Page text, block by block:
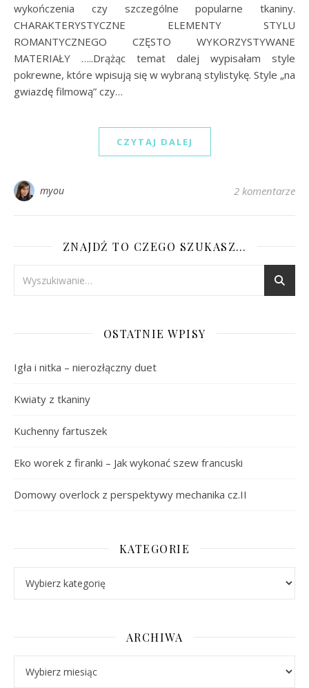
wykończenia czy szczególne popularne tkaniny.
CHARAKTERYSTYCZNE ELEMENTY STYLU
ROMANTYCZNEGO CZĘSTO WYKORZYSTYWANE
MATERIAŁY …..Drążąc temat dalej wypisałam style
pokrewne, które wpisują się w wybraną stylistykę. Style „na
gwiazdę filmową” czy…
CZYTAJ DALEJ
myou 2 komentarze
ZNAJDŹ TO CZEGO SZUKASZ…
OSTATNIE WPISY
Igła i nitka – nierozłączny duet
Kwiaty z tkaniny
Kuchenny fartuszek
Eko worek z firanki – Jak wykonać szew francuski
Domowy overlock z perspektywy mechanika cz.II
KATEGORIE
ARCHIWA